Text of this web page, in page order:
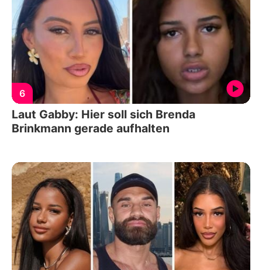
6
Laut Gabby: Hier soll sich Brenda
Brinkmann gerade aufhalten